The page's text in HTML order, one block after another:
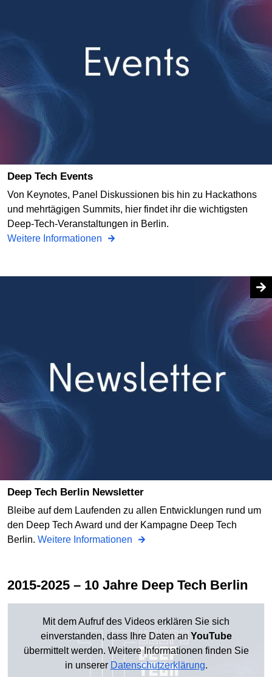
Deep Tech Events
Von Keynotes, Panel Diskussionen bis hin zu Hackathons
und mehrtägigen Summits, hier findet ihr die wichtigsten
Deep-Tech-Veranstaltungen in Berlin.
Weitere Informationen
Deep Tech Berlin Newsletter
Bleibe auf dem Laufenden zu allen Entwicklungen rund um
den Deep Tech Award und der Kampagne Deep Tech
Berlin. Weitere Informationen
2015-2025 – 10 Jahre Deep Tech Berlin
Mit dem Aufruf des Videos erklären Sie sich
einverstanden, dass Ihre Daten an YouTube
übermittelt werden. Weitere Informationen finden Sie
in unserer Datenschutzerklärung.